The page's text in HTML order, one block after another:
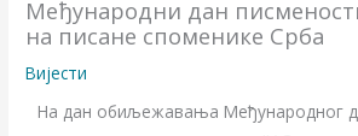
Међународни дан
на писане споменике Срба
Вијести
На дан обиљежавања Међународног